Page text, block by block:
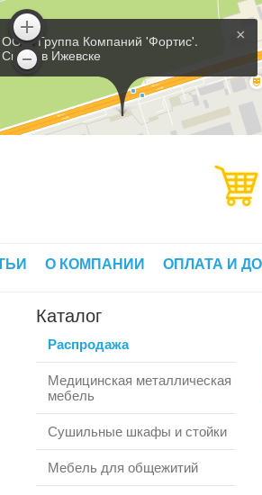
×
ООО 'Группа Компаний 'Фортис'.
Склад в Ижевске
О КОМПАНИИ ОПЛАТА И
Каталог
Распродажа
Медицинская металлическая
мебель
Сушильные шкафы и стойки
Мебель для общежитий